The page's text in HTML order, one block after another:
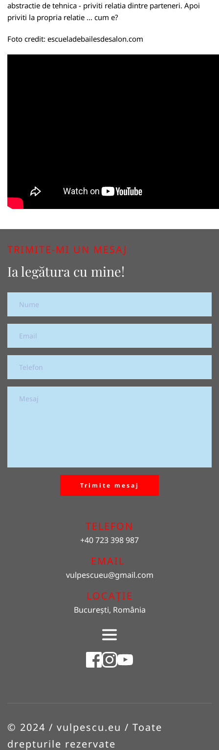
abstractie de tehnica - priviti relatia dintre parteneri. Apoi
priviti la propria relatie ... cum e?
Foto credit: escueladebailesdesalon.com
TRIMITE-MI UN MESAJ
Ia legătura cu mine!
Trimite mesaj
TELEFON
+40 723 398 987
EMAIL
vulpescueu@gmail.com
LOCAȚIE
București, România
© 2024 / vulpescu.eu / Toate
drepturile rezervate